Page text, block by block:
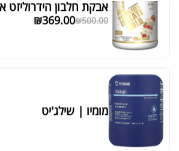
מציג 1–6 מתוך 524 תוצאות
סידור ברירת מחדל
מומיו | שילג'יט